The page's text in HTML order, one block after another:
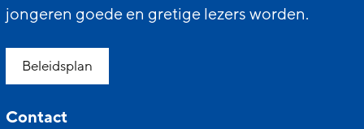
jongeren goede en gretige lezers worden.
Beleidsplan
Contact